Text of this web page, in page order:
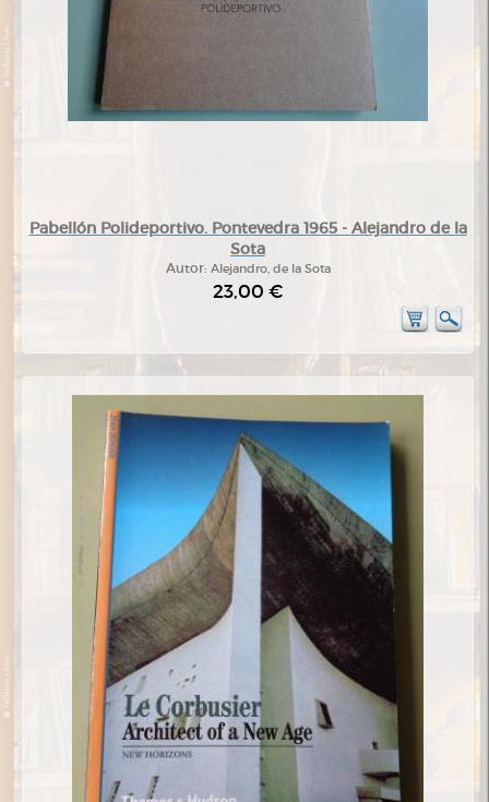
Pabellón Polideportivo. Pontevedra 1965 - Alejandro de la
Sota
Autor: Alejandro, de la Sota
23,00 €